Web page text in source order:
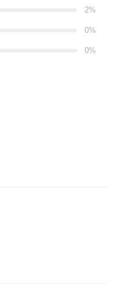
2%
0%
0%